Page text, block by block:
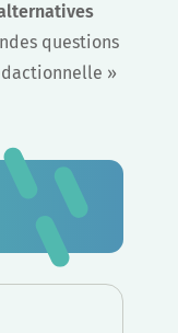
questions
»